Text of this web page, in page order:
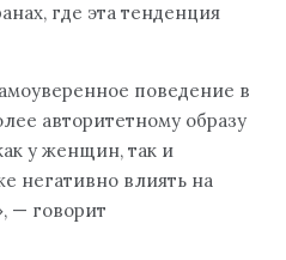
где эта тенденция
поведение в
авторитетному образу
у женщин, так и
негативно влиять на
— говорит